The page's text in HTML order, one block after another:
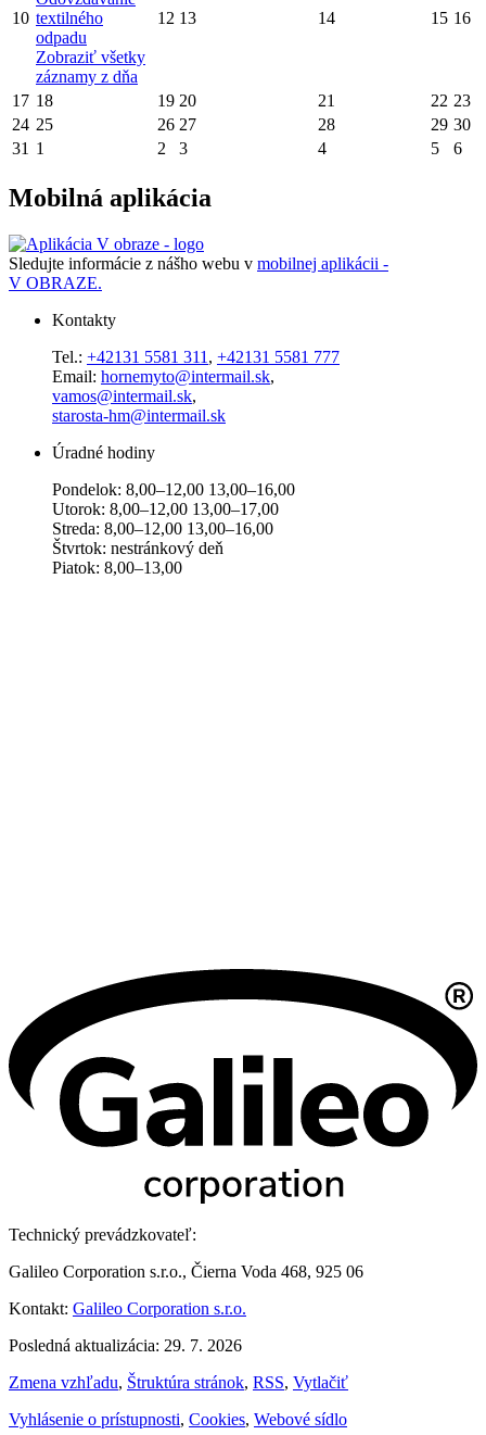
10 textilného
odpadu
Zobraziť všetky
záznamy z dňa
12 13 14 15 16
17 18 19 20 21 22 23
24 25 26 27 28 29 30
31 1 2 3 4 5 6
Mobilná aplikácia
Sledujte informácie z nášho webu v mobilnej aplikácii -
V OBRAZE.
Kontakty
Tel.: +42131 5581 311 , +42131 5581 777
Email: hornemyto@intermail.sk,
vamos@intermail.sk,
starosta-hm@intermail.sk
Úradné hodiny
Pondelok: 8,00–12,00 13,00–16,00
Utorok: 8,00–12,00 13,00–17,00
Streda: 8,00–12,00 13,00–16,00
Štvrtok: nestránkový deň
Piatok: 8,00–13,00
Technický prevádzkovateľ:
Galileo Corporation s.r.o., Čierna Voda 468, 925 06
Kontakt: Galileo Corporation s.r.o.
Posledná aktualizácia: 29. 7. 2026
Zmena vzhľadu, Štruktúra stránok, RSS, Vytlačiť
Vyhlásenie o prístupnosti, Cookies, Webové sídlo